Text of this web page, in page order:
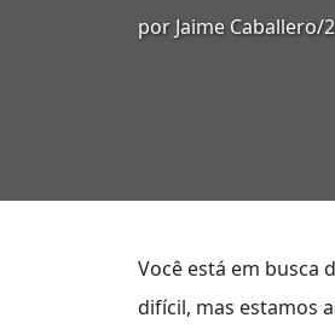
por Jaime Caballero/
Você está em busca
difícil, mas estamos